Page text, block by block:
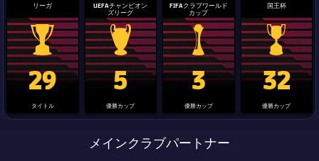
リーガ
La Liga trophy
29
タイトル
UEFAチャンピオン
ズリーグ
Champions League trophy
5
優勝カップ
FIFAクラブワールド
カップ
label.aria.clubworldcup
3
優勝カップ
国王杯
国王杯
32
優勝カップ
メインクラブパートナー